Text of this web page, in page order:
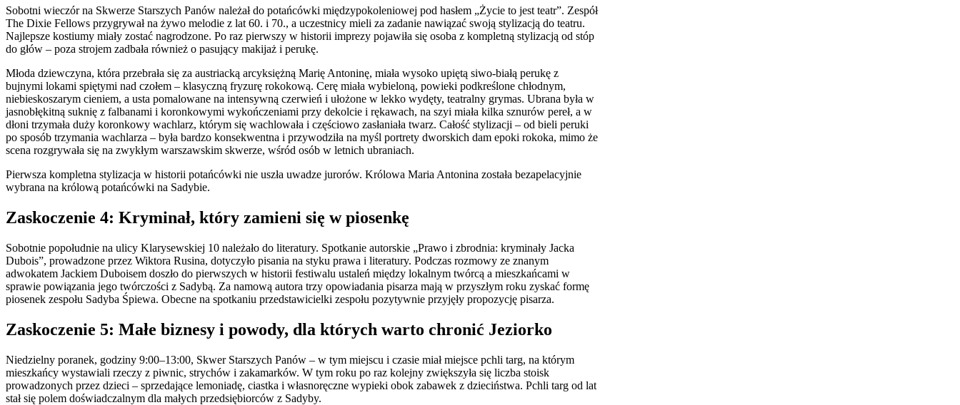
Sobotni wieczór na Skwerze Starszych Panów należał do potańcówki międzypokoleniowej pod hasłem „Życie to jest teatr”. Zespół
The Dixie Fellows przygrywał na żywo melodie z lat 60. i 70., a uczestnicy mieli za zadanie nawiązać swoją stylizacją do teatru.
Najlepsze kostiumy miały zostać nagrodzone. Po raz pierwszy w historii imprezy pojawiła się osoba z kompletną stylizacją od stóp
do głów – poza strojem zadbała również o pasujący makijaż i perukę.
Młoda dziewczyna, która przebrała się za austriacką arcyksiężną Marię Antoninę, miała wysoko upiętą siwo-białą perukę z
bujnymi lokami spiętymi nad czołem – klasyczną fryzurę rokokową. Cerę miała wybieloną, powieki podkreślone chłodnym,
niebieskoszarym cieniem, a usta pomalowane na intensywną czerwień i ułożone w lekko wydęty, teatralny grymas. Ubrana była w
jasnobłękitną suknię z falbanami i koronkowymi wykończeniami przy dekolcie i rękawach, na szyi miała kilka sznurów pereł, a w
dłoni trzymała duży koronkowy wachlarz, którym się wachlowała i częściowo zasłaniała twarz. Całość stylizacji – od bieli peruki
po sposób trzymania wachlarza – była bardzo konsekwentna i przywodziła na myśl portrety dworskich dam epoki rokoka, mimo że
scena rozgrywała się na zwykłym warszawskim skwerze, wśród osób w letnich ubraniach.
Pierwsza kompletna stylizacja w historii potańcówki nie uszła uwadze jurorów. Królowa Maria Antonina została bezapelacyjnie
wybrana na królową potańcówki na Sadybie.
Zaskoczenie 4: Kryminał, który zamieni się w piosenkę
Sobotnie popołudnie na ulicy Klarysewskiej 10 należało do literatury. Spotkanie autorskie „Prawo i zbrodnia: kryminały Jacka
Dubois”, prowadzone przez Wiktora Rusina, dotyczyło pisania na styku prawa i literatury. Podczas rozmowy ze znanym
adwokatem Jackiem Duboisem doszło do pierwszych w historii festiwalu ustaleń między lokalnym twórcą a mieszkańcami w
sprawie powiązania jego twórczości z Sadybą. Za namową autora trzy opowiadania pisarza mają w przyszłym roku zyskać formę
piosenek zespołu Sadyba Śpiewa. Obecne na spotkaniu przedstawicielki zespołu pozytywnie przyjęły propozycję pisarza.
Zaskoczenie 5: Małe biznesy i powody, dla których warto chronić Jeziorko
Niedzielny poranek, godziny 9:00–13:00, Skwer Starszych Panów – w tym miejscu i czasie miał miejsce pchli targ, na którym
mieszkańcy wystawiali rzeczy z piwnic, strychów i zakamarków. W tym roku po raz kolejny zwiększyła się liczba stoisk
prowadzonych przez dzieci – sprzedające lemoniadę, ciastka i własnoręczne wypieki obok zabawek z dzieciństwa. Pchli targ od lat
stał się polem doświadczalnym dla małych przedsiębiorców z Sadyby.